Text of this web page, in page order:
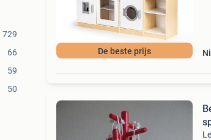
729
66
59
50
De beste prijs